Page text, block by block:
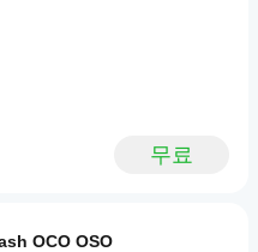
무료
OCO OSO